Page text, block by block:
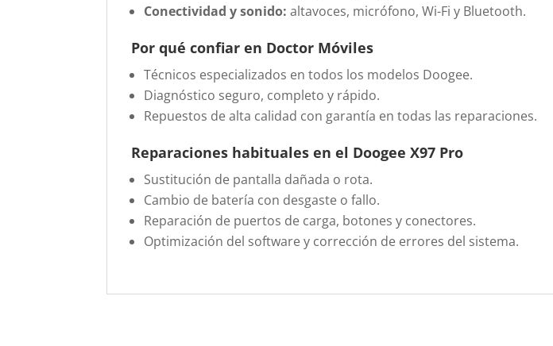
Conectividad y sonido: altavoces, micrófono, Wi-Fi y Bluetooth.
Por qué confiar en Doctor Móviles
Técnicos especializados en todos los modelos Doogee.
Diagnóstico seguro, completo y rápido.
Repuestos de alta calidad con garantía en todas las reparaciones.
Reparaciones habituales en el Doogee X97 Pro
Sustitución de pantalla dañada o rota.
Cambio de batería con desgaste o fallo.
Reparación de puertos de carga, botones y conectores.
Optimización del software y corrección de errores del sistema.